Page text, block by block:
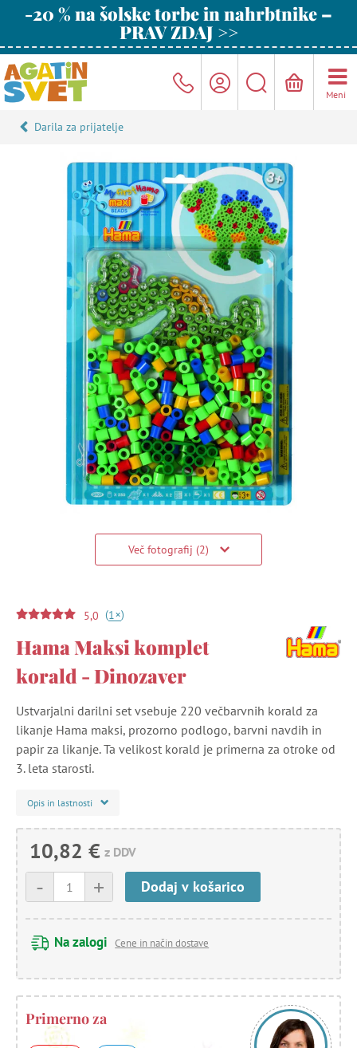
-20 % na šolske torbe in nahrbtnike –
PRAV ZDAJ >>
Meni
Darila za prijatelje
Več fotografij (2)
5,0 (1+)
Hama Maksi komplet
korald - Dinozaver
Ustvarjalni darilni set vsebuje 220 večbarvnih korald za
likanje Hama maksi, prozorno podlogo, barvni navdih in
papir za likanje. Ta velikost korald je primerna za otroke od
3. leta starosti.
Opis in lastnosti
10,82 € z DDV
+
- Dodaj v košarico
Na zalogi Cene in način dostave
Primerno za